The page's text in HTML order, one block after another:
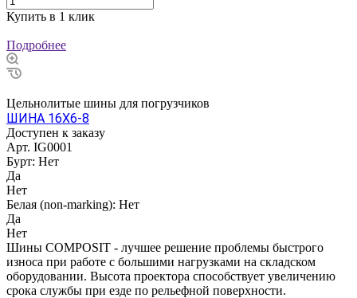
Купить в 1 клик
Подробнее
Цельнолитые шины для погрузчиков
ШИНА 16Х6-8
Доступен к заказу
Арт. IG0001
Бурт: Нет
Да
Нет
Белая (non-marking): Нет
Да
Нет
Шины COMPOSIT - лучшее решение проблемы быстрого
износа при работе с большими нагрузками на складском
оборудовании. Высота проектора способствует увеличению
срока службы при езде по рельефной поверхности.